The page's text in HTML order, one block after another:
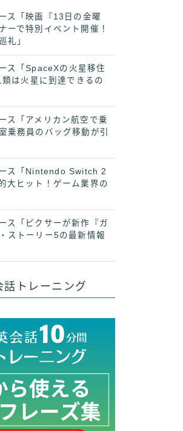
ス「映画『13日の金曜
ーで特別イベント開催！
礼」
ス「SpaceXの火星移住
は火星に到達できるの
ス「アメリカン航空で乗
乗務員のバッグ移動が引
ス「Nintendo Switch 2
大ヒット！ゲーム業界の
ス「ピクサーが新作『ガ
ストーリー5の最新情報
トレーニング